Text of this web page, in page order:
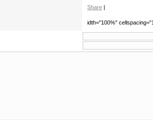
Share
idth="100%"